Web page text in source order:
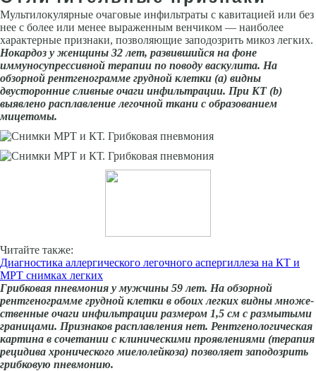
Мультилокулярные очаговые инфильтраты с кавитацией или без
нее с бо­лее или менее выраженным венчиком — наиболее
характерные признаки, позволяющие заподозрить микоз легких.
Нокардоз у женщи­ны 32 лет, развившийся на фоне
иммуносупрессивной терапии по поводу васкулита. На
обзорной рентгенограмме грудной клетки (а) видны
двусторонние сливные очаги инфильтрации. При КТ (b)
выявле­но расплавление легочной ткани с образованием
мицетомы.
Читайте также:
Диагностика аллергического легочного аспергиллеза на КТ и
МРТ снимках легких
Грибковая пневмония у мужчины 59 лет. На обзорной
рентгенограмме грудной клетки в обоих легких видны множе­
ственные очаги инфильтрации размером 1,5 см с размытыми
гра­ницами. Признаков расплавления нет. Рентгенологическая
картина в сочетании с клиническими про­явлениями (терапия
рецидива хронического миелолейкоза) позволяет заподозрить
грибковую пневмонию.